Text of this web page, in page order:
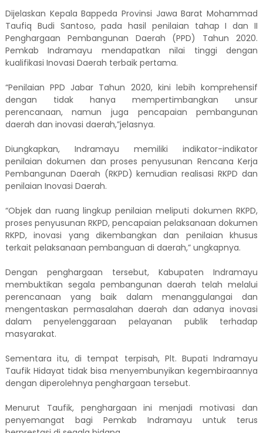
Dijelaskan Kepala Bappeda Provinsi Jawa Barat Mohammad
Taufiq Budi Santoso, pada hasil penilaian tahap I dan II
Penghargaan Pembangunan Daerah (PPD) Tahun 2020.
Pemkab Indramayu mendapatkan nilai tinggi dengan
kualifikasi Inovasi Daerah terbaik pertama.
“Penilaian PPD Jabar Tahun 2020, kini lebih komprehensif
dengan tidak hanya mempertimbangkan unsur
perencanaan, namun juga pencapaian pembangunan
daerah dan inovasi daerah,”jelasnya.
Diungkapkan, Indramayu memiliki indikator-indikator
penilaian dokumen dan proses penyusunan Rencana Kerja
Pembangunan Daerah (RKPD) kemudian realisasi RKPD dan
penilaian Inovasi Daerah.
“Objek dan ruang lingkup penilaian meliputi dokumen RKPD,
proses penyusunan RKPD, pencapaian pelaksanaan dokumen
RKPD, inovasi yang dikembangkan dan penilaian khusus
terkait pelaksanaan pembanguan di daerah,” ungkapnya.
Dengan penghargaan tersebut, Kabupaten Indramayu
membuktikan segala pembangunan daerah telah melalui
perencanaan yang baik dalam menanggulangai dan
mengentaskan permasalahan daerah dan adanya inovasi
dalam penyelenggaraan pelayanan publik terhadap
masyarakat.
Sementara itu, di tempat terpisah, Plt. Bupati Indramayu
Taufik Hidayat tidak bisa menyembunyikan kegembiraannya
dengan diperolehnya penghargaan tersebut.
Menurut Taufik, penghargaan ini menjadi motivasi dan
penyemangat bagi Pemkab Indramayu untuk terus